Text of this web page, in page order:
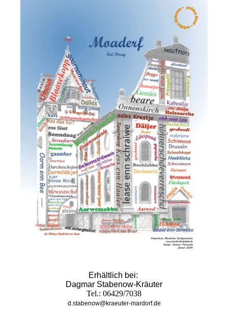
Erhältlich bei:
Dagmar Stabenow-Kräuter
Tel.: 06429/7038
d.stabenow@kraeuter-mardorf.de